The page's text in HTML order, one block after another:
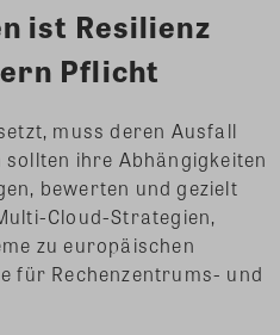
ist Resilienz
Pflicht
muss deren Ausfall
ihre Abhängigkeiten
bewerten und gezielt
Cloud-Strategien,
zu europäischen
für Rechenzentrums- und